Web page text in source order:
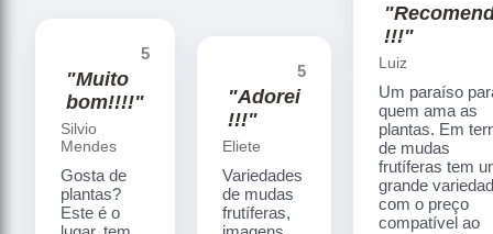
5
"Muito
bom!!!!"
Silvio
Mendes
Gosta de
plantas?
Este é o
5
"Adorei
!!!"
Eliete
Variedades
de mudas
frutíferas,
!!!"
Luiz
Um paraíso
quem ama as
plantas. Em
de mudas
frutíferas tem
grande
com o preço
compatível ao